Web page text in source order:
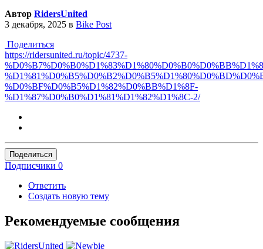
Автор RidersUnited
3 декабря, 2025 в Bike Post
Поделиться
https://ridersunited.ru/topic/4737-
%D0%BF%D0%B5%D1%82%D0%BB%D1%8F-
%D1%87%D0%B0%D1%81%D1%82%D1%8C-2/
Поделиться
Подписчики 0
Ответить
Создать новую тему
Рекомендуемые сообщения